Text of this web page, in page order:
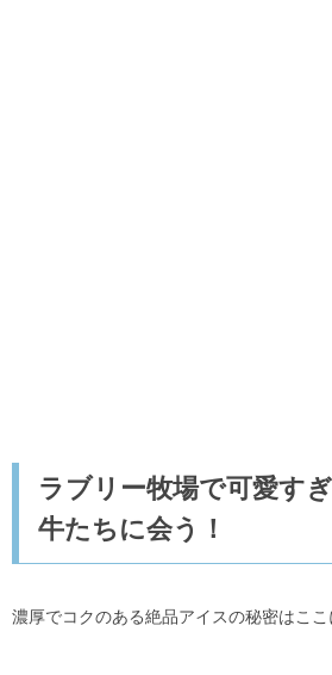
ラブリー牧場で可愛す
牛たちに会う！
濃厚でコクのある絶品アイスの秘密はここ